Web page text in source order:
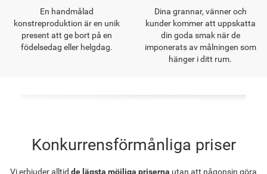
En handmålad
konstreproduktion är en unik
present att ge bort på en
födelsedag eller helgdag.
Dina grannar, vänner och
kunder kommer att uppskatta
din goda smak när de
imponerats av målningen som
hänger i ditt rum.
Konkurrensförmånliga priser
Vi erbjuder alltid de lägsta möjliga priserna utan att någonsin göra